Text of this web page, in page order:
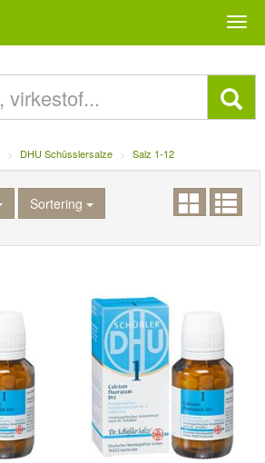
DHU Schüsslersalze Salz 1-12
Sortering